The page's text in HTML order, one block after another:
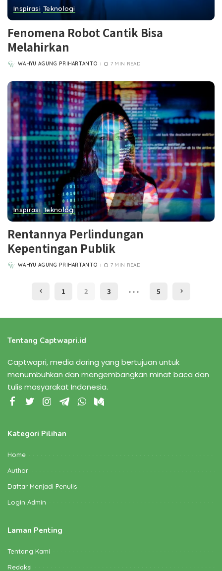
Inspirasi Teknologi
Fenomena Robot Cantik Bisa
Melahirkan
POSTED
WAHYU AGUNG PRIHARTANTO 7 MIN READ
Inspirasi Teknologi
Rentannya Perlindungan
Kepentingan Publik
POSTED
WAHYU AGUNG PRIHARTANTO 7 MIN READ
1 2 3 … 5
Tentang Captwapri.id
Captwapri, media daring yang bertujuan untuk
menumbuhkan dan mengembangkan minat baca dan
tulis masyarakat Indonesia.
Kategori Pilihan
Home
Author
Daftar Menjadi Penulis
Login Admin
Laman Penting
Tentang Kami
Redaksi